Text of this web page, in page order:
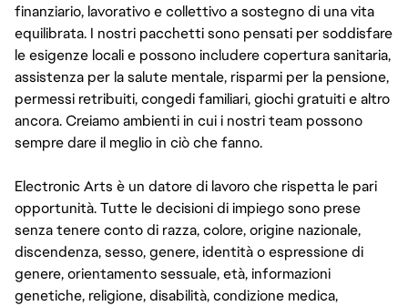
finanziario, lavorativo e collettivo a sostegno di una vita
equilibrata. I nostri pacchetti sono pensati per soddisfare
le esigenze locali e possono includere copertura sanitaria,
assistenza per la salute mentale, risparmi per la pensione,
permessi retribuiti, congedi familiari, giochi gratuiti e altro
ancora. Creiamo ambienti in cui i nostri team possono
sempre dare il meglio in ciò che fanno.
Electronic Arts è un datore di lavoro che rispetta le pari
opportunità. Tutte le decisioni di impiego sono prese
senza tenere conto di razza, colore, origine nazionale,
discendenza, sesso, genere, identità o espressione di
genere, orientamento sessuale, età, informazioni
genetiche, religione, disabilità, condizione medica,